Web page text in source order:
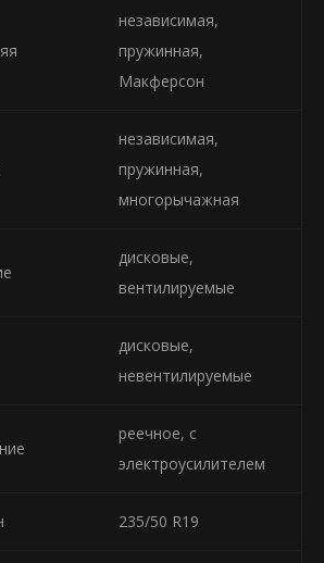
независимая,
пружинная,
Макферсон
независимая,
пружинная,
многорычажная
дисковые,
вентилируемые
дисковые,
невентилируемые
реечное, с
электроусилителем
235/50 R19